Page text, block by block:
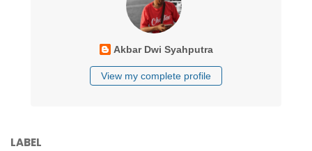
Akbar Dwi Syahputra
View my complete profile
LABEL